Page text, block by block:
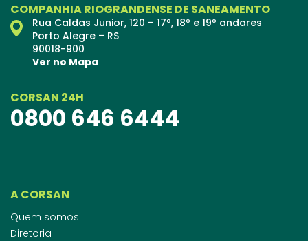
COMPANHIA RIOGRANDENSE DE SANEAMENTO
Rua Caldas Junior, 120 – 17º, 18º e 19º andares
Porto Alegre – RS
90018-900
Ver no Mapa
CORSAN 24H
0800 646 6444
A CORSAN
Quem somos
Diretoria